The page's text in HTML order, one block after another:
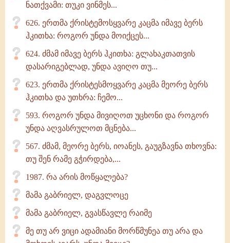
ნათქვამი: თუკი ვინმეს...
626. ერთმა ქრისტემოსყვარე კაცმა იმავე ბერს
ჰკითხა: როგორ უნდა მოიქცეს...
624. ძმამ იმავე ბერს ჰკითხა: გლახაკთათვის
დასარიგებლად, უნდა ავიღო თუ...
623. ერთმა ქრისტესმოყვარე კაცმა მეორე ბერს
ჰკითხა და უთხრა: ჩემო...
593. როგორ უნდა მივიღოთ უცხონი და როგორ
უნდა აღვასრულოთ მცნება...
567. ძმამ, მეორე ბერს, იოანეს, გაუგზავნა თხოვნა:
თუ შენ რამე გჭირდება,...
1987. რა არის მოწყალება?
მამა გაბრიელ, დაგვლოცე
მამა გაბრიელ, გვასწავლე რაიმე
მე თუ არ ვიცი ადამიანი მორწმუნეა თუ არა და